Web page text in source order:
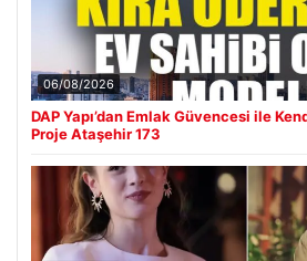
06/08/2026
DAP Yapı’dan Emlak Güvencesi ile
Proje Ataşehir 173